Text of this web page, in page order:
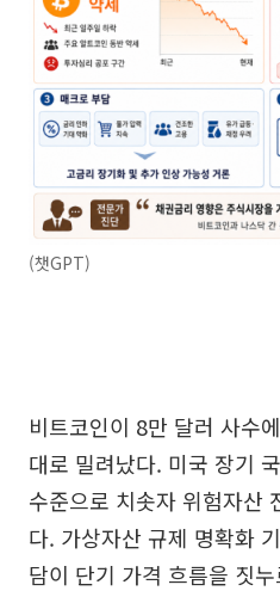
(챗GPT)
비트코인이 8만 달러 사수
대로 밀려났다. 미국 장기
수준으로 치솟자 위험자산
다. 가상자산 규제 명확화
담이 단기 가격 흐름을 짓